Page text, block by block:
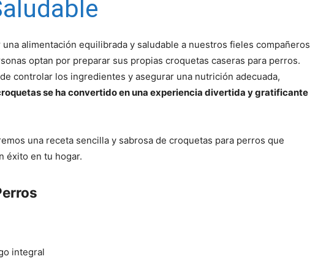
–
alimentación equilibrada y saludable a nuestros fieles compañeros
optan por preparar sus propias croquetas caseras para perros.
controlar los ingredientes y asegurar una nutrición adecuada,
se ha convertido en una experiencia divertida y gratificante
una receta sencilla y sabrosa de croquetas para perros que
éxito en tu hogar.
integral